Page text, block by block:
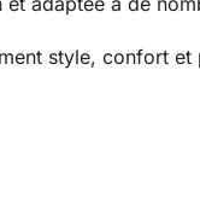
style, confort